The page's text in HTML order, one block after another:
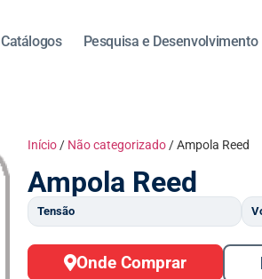
Catálogos Pesquisa e Desenvolvimento
Início/ Não categorizado/ Ampola Reed
Ampola Reed
Tensão
Onde Comprar